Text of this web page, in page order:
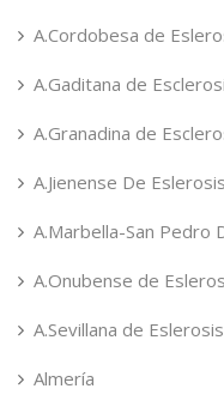
A.Cordobesa de
A.Gaditana de
A.Granadina de
A.Jienense De
A.Marbella-San Pedro
A.Onubense de
A.Sevillana de
Almería